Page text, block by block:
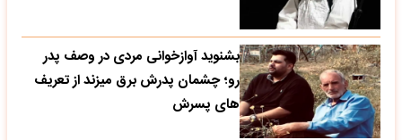
بشنوید آوازخوانی مردی در وصف پدر
رو؛ چشمان پدرش برق میزند از تعریف
های پسرش